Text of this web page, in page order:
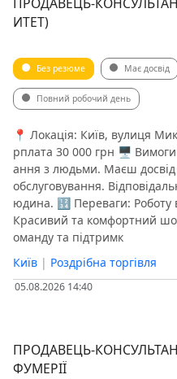
ИТЕТ)
Без резюме Має досвід
Повний робочий день
📍 Локація: Київ, вулиця
рплата 30 000 грн 🖥
ання з людьми. Маєш
обслуговування.
юдина. 🔢 Переваги: Роботу
Красивий та комфортний
оманду та підтримк
Київ | Роздрібна торгівля
05.08.2026 14:40
ПРОДАВЕЦЬ-
ФУМЕРІЇ